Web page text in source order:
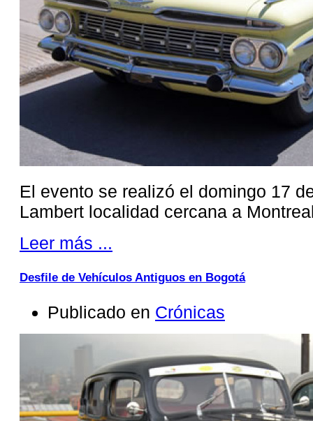
El evento se realizó el domingo 17
Lambert localidad cercana a
Leer más ...
Desfile de Vehículos Antiguos en Bogotá
Publicado en Crónicas